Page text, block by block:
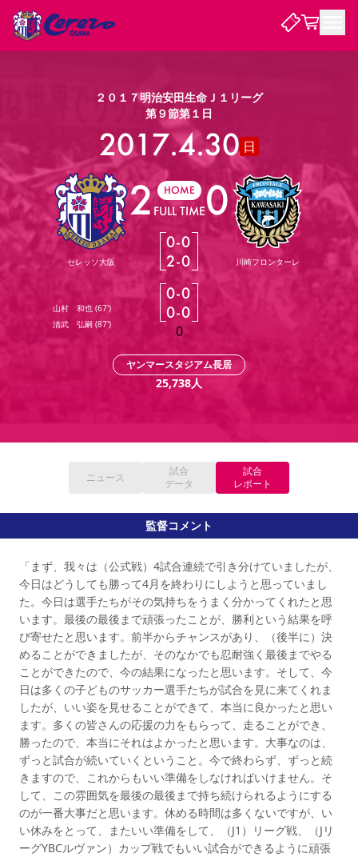
試合日程 / 結果 順位表
チームについて
選手・スタッフ スケジュール メディア情報 アクセス レディース
アカデミー
ハナサカプレーヤー 歴代所属選手
チケット
チケット情報 販売スケジュール 価格・席種
購入方法
シーズンシート
法人シーズンシート 福祉サービス 団体チケット
特定興行入場券 譲渡サービス リセールサービス
観戦ガイド
キッズ向けサービス
観戦マナー&ルール
ビジターサポーター観戦ガイド
スタジアム
YANMAR HANASAKA STADIUM
よくある質問
クラブを知る
セレッソ大阪について
クラブ紹介 シーズン記録 求人情報
パートナー企業募集中 セレッソ大阪VISAカード
セレッソアイデアちょうだいな
Lise（ライセンスビジネス）
スポーツクラブ
関連団体/施設
長居公園 セレッソフットサルパーク セレッソフットサルパーク長居
セレッソ大阪アカデミー 子供のサッカースクール
大人のサッカースクール
その他スポーツクラブ
ファンクラブ
ファンクラブ
SAKURA SOCIO 招待券引換方法 まいセレチケット
婚姻届・出生届・命名書
ニュース
チケット イベント
スポーツクラブ
レディース
２０１７明治安田生命Ｊ１リーグ
第９節第１日
2017.4.30 日
セレッソ大阪
山村 和也 (67')
清武 弘嗣 (87')
2 HOME
FULL TIME0
0-0
2-0
0-0
0-0
0
川崎フロンターレ
ヤンマースタジアム長居
25,738人
ニュース
試合
データ
試合
レポート
監督コメント
「まず、我々は（公式戦）4試合連続で引き分けていましたが、
今日はどうしても勝って4月を終わりにしようと思っていまし
た。今日は選手たちがその気持ちをうまく分かってくれたと思
います。最後の最後まで頑張ったことが、勝利という結果を呼
び寄せたと思います。前半からチャンスがあり、（後半に）決
めることができましたが、そのなかでも忍耐強く最後までやる
ことができたので、今の結果になったと思います。そして、今
日は多くの子どものサッカー選手たちが試合を見に来てくれま
したが、いい姿を見せることができて、本当に良かったと思い
ます。多くの皆さんの応援の力をもらって、走ることができ、
勝ったので、本当にそれはよかったと思います。大事なのは、
ずっと試合が続いていくということ。今で終わらず、ずっと続
きますので、これからもいい準備をしなければいけません。そ
して、この雰囲気を最後の最後まで持ち続けられるようにする
のが一番大事だと思います。休める時間は多くないですが、い
い休みをとって、またいい準備をして、（J1）リーグ戦、（Jリ
ーグYBCルヴァン）カップ戦でもいい試合ができるように頑張